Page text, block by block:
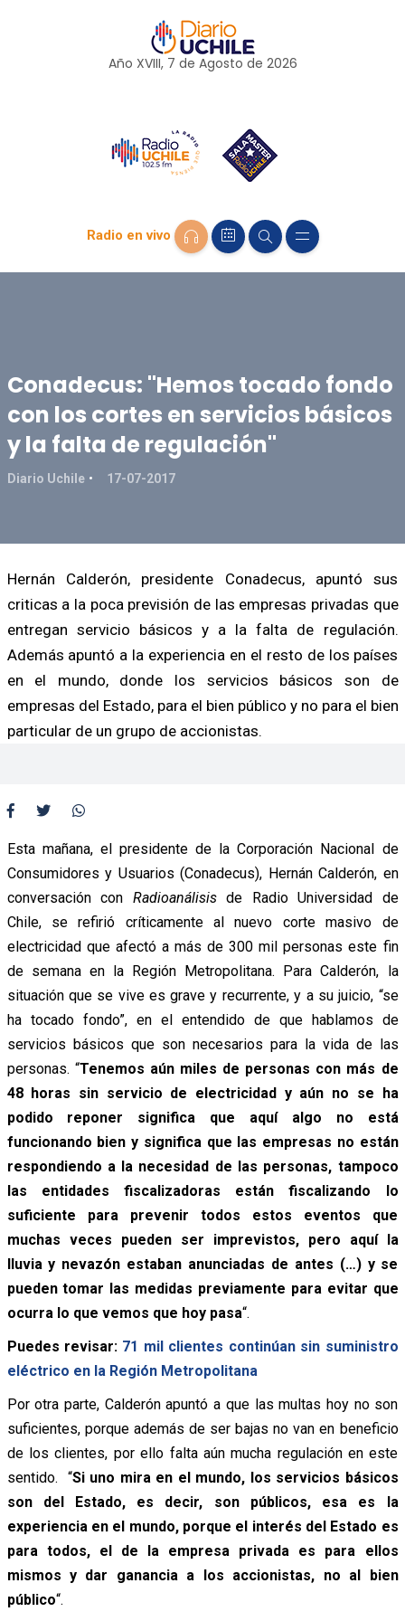
Año XVIII, 7 de Agosto de 2026
Radio en vivo
Conadecus: "Hemos tocado fondo
con los cortes en servicios básicos
y la falta de regulación"
Diario Uchile 17-07-2017
Hernán Calderón, presidente Conadecus, apuntó sus
criticas a la poca previsión de las empresas privadas que
entregan servicio básicos y a la falta de regulación.
Además apuntó a la experiencia en el resto de los países
en el mundo, donde los servicios básicos son de
empresas del Estado, para el bien público y no para el bien
particular de un grupo de accionistas.
Esta mañana, el presidente de la Corporación Nacional de
Consumidores y Usuarios (Conadecus), Hernán Calderón, en
conversación con Radioanálisisde Radio Universidad de
Chile, se refirió críticamente al nuevo corte masivo de
electricidad que afectó a más de 300 mil personas este fin
de semana en la Región Metropolitana. Para Calderón, la
situación que se vive es grave y recurrente, y a su juicio, “se
ha tocado fondo”, en el entendido de que hablamos de
servicios básicos que son necesarios para la vida de las
personas. “Tenemos aún miles de personas con más de
48 horas sin servicio de electricidad y aún no se ha
podido reponer significa que aquí algo no está
funcionando bien y significa que las empresas no están
respondiendo a la necesidad de las personas, tampoco
las entidades fiscalizadoras están fiscalizando lo
suficiente para prevenir todos estos eventos que
muchas veces pueden ser imprevistos, pero aquí la
lluvia y nevazón estaban anunciadas de antes (…) y se
pueden tomar las medidas previamente para evitar que
ocurra lo que vemos que hoy pasa“.
Puedes revisar: 71 mil clientes continúan sin suministro
eléctrico en la Región Metropolitana
Por otra parte, Calderón apuntó a que las multas hoy no son
suficientes, porque además de ser bajas no van en beneficio
de los clientes, por ello falta aún mucha regulación en este
sentido. “Si uno mira en el mundo, los servicios básicos
son del Estado, es decir, son públicos, esa es la
experiencia en el mundo, porque el interés del Estado es
para todos, el de la empresa privada es para ellos
mismos y dar ganancia a los accionistas, no al bien
público“.